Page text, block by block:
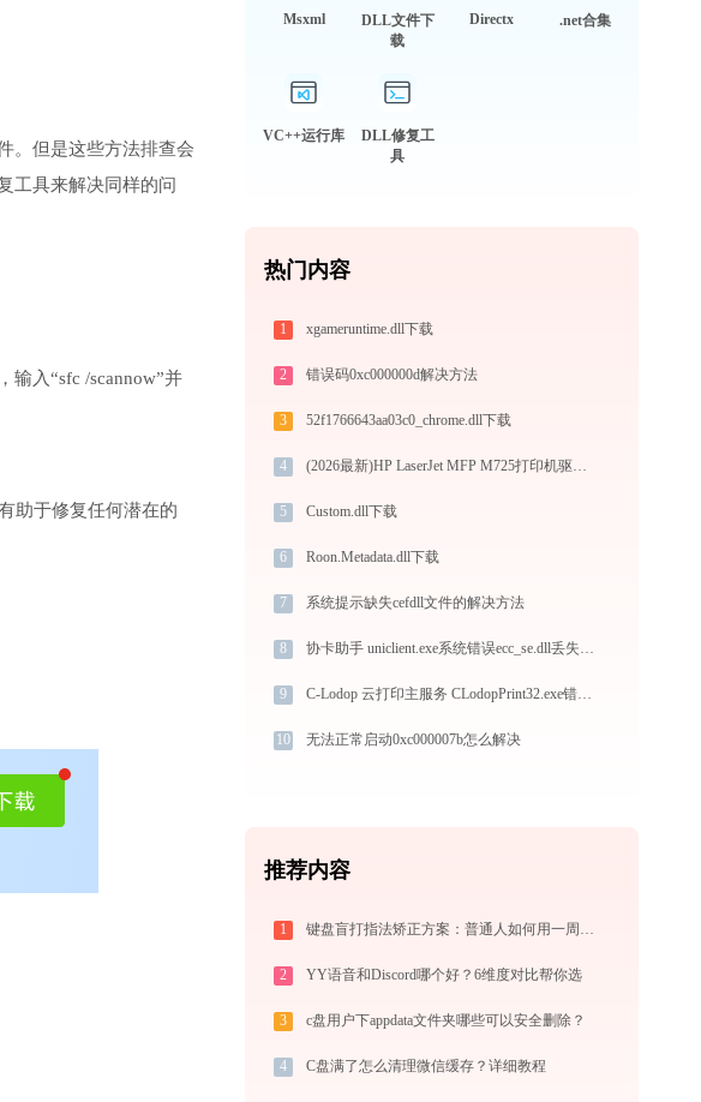
。但是这些方法排查会
工具来解决同样的问
入“sfc /scannow”并
助于修复任何潜在的
Msxml
DLL文件下
载
Directx .net合集
VC++运行库
DLL修复工
具
热门内容
1 xgameruntime.dll下载
2 错误码0xc000000d解决方法
3 52f1766643aa03c0_chrome.dll下载
4 (2026最新)HP LaserJet MFP M725打印机驱动下载与安装教程：新手也能轻松搞定
5 Custom.dll下载
6 Roon.Metadata.dll下载
7 系统提示缺失cefdll文件的解决方法
8 协卡助手 uniclient.exe系统错误ecc_se.dll丢失如何解决
9 C-Lodop 云打印主服务 CLodopPrint32.exe错误码0xc0000017处理办法
10 无法正常启动0xc000007b怎么解决
推荐内容
1 键盘盲打指法矫正方案：普通人如何用一周时间重构自己的打字速度？
2 YY语音和Discord哪个好？6维度对比帮你选
3 c盘用户下appdata文件夹哪些可以安全删除？
4 C盘满了怎么清理微信缓存？详细教程